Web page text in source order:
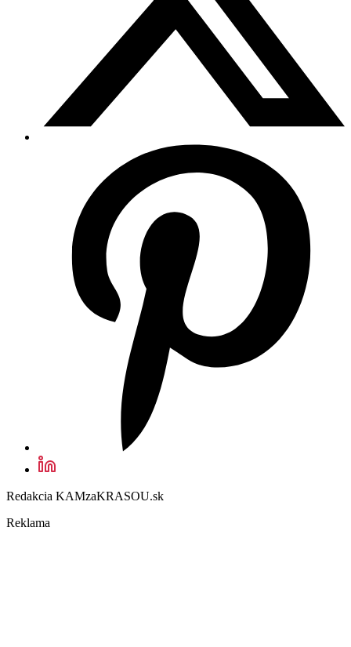
Redakcia KAMzaKRASOU.sk
Reklama